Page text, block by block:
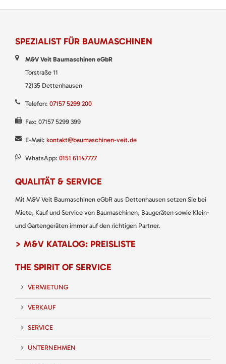
SPEZIALIST FÜR BAUMASCHINEN
M&V Veit Baumaschinen eGbR
Torstraße 11
72135 Dettenhausen
Telefon: 07157 5299 200
Fax: 07157 5299 399
E-Mail: kontakt@baumaschinen-veit.de
WhatsApp: 0151 61147777
QUALITÄT & SERVICE
Mit M&V Veit Baumaschinen eGbR aus Dettenhausen setzen Sie bei
Miete, Kauf und Service von Baumaschinen, Baugeräten sowie Klein-
und Gartengeräten immer auf den richtigen Partner.
> M&V KATALOG: PREISLISTE
THE SPIRIT OF SERVICE
VERMIETUNG
VERKAUF
SERVICE
UNTERNEHMEN